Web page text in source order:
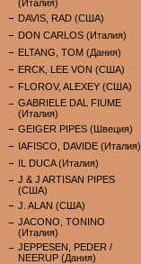
(Италия)
DAVIS, RAD (США)
DON CARLOS (Италия)
ELTANG, TOM (Дания)
ERCK, LEE VON (США)
FLOROV, ALEXEY (США)
GABRIELE DAL FIUME
(Италия)
GEIGER PIPES (Швеция)
IAFISCO, DAVIDE (Италия)
IL DUCA (Италия)
J & J ARTISAN PIPES
(США)
J. ALAN (США)
JACONO, TONINO
(Италия)
JEPPESEN, PEDER /
NEERUP (Дания)